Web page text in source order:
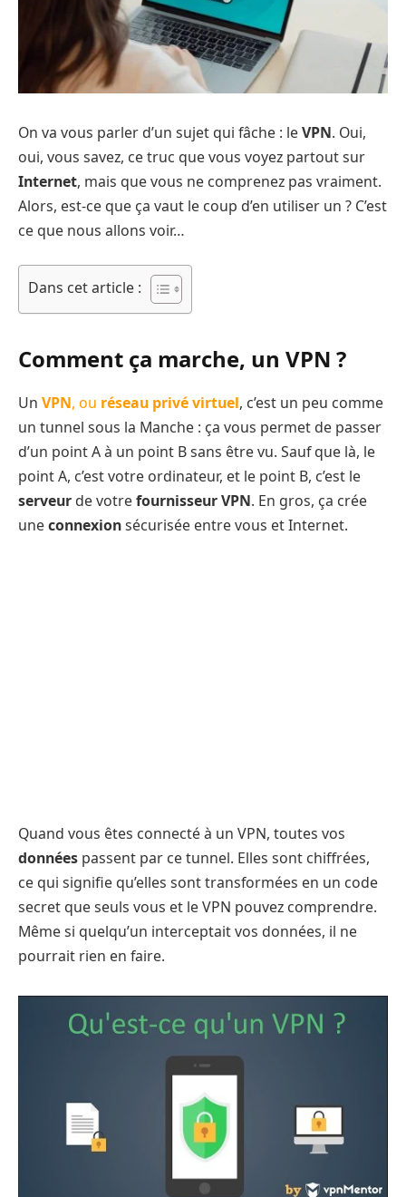
On va vous parler d’un sujet qui fâche : leVPN. Oui,
oui, vous savez, ce truc que vous voyez partout sur
Internet, mais que vous ne comprenez pas vraiment.
Alors, est-ce que ça vaut le coup d’en utiliser un ? C’est
ce que nous allons voir…
Dans cet article :
Comment ça marche, un VPN ?
Un VPN, ou réseau privé virtuel, c’est un peu comme
un tunnel sous la Manche : ça vous permet de passer
d’un point A à un point B sans être vu. Sauf que là, le
point A, c’est votre ordinateur, et le point B, c’est le
serveur de votrefournisseur VPN. En gros, ça crée
uneconnexionsécurisée entre vous et Internet.
Quand vous êtes connecté à un VPN, toutes vos
données passent par ce tunnel. Elles sont chiffrées,
ce qui signifie qu’elles sont transformées en un code
secret que seuls vous et le VPN pouvez comprendre.
Même si quelqu’un interceptait vos données, il ne
pourrait rien en faire.